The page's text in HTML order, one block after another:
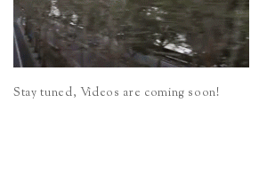
Stay tuned, Videos are coming soon!